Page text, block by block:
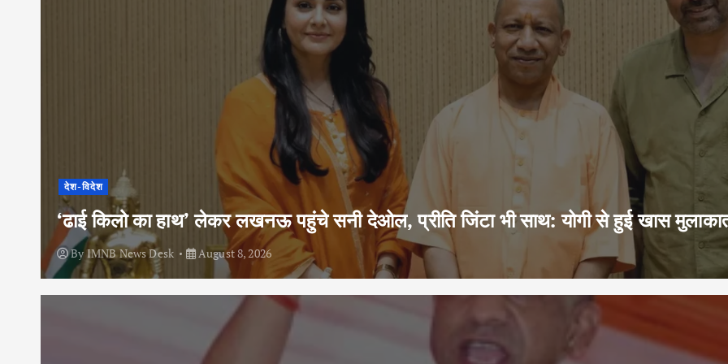
देश-विदेश
‘ढाई किलो का हाथ’ लेकर लखनऊ पहुंचे सनी देओल, प्रीति जिंटा भी साथ: योगी से हुई खास
ByIMNB News Desk August 8, 2026